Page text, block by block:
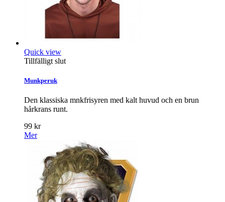
Quick view
Tillfälligt slut
Munkperuk
Den klassiska mnkfrisyren med kalt huvud och en brun
hårkrans runt.
99 kr
Mer